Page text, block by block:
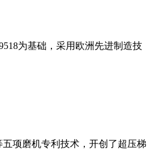
为基础，采用欧洲先进制造技
项磨机专利技术，开创了超压梯